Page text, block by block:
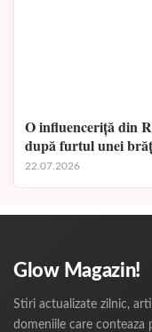
O influenceriță din
după furtul unei
22.07.2026
Glow Magazin!
Stiri actualizate zilnic,
domeniile care